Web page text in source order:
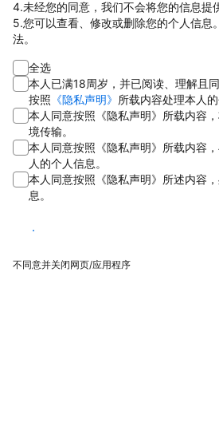
4.未经您的同意，我们不会将您的信息提
5.您可以查看、修改或删除您的个人信息
法。
全选
本人已满18周岁，并已阅读、理解且
按照 《隐私声明》 所载内容处理本人的
本人同意按照《隐私声明》所载内容
境传输。
本人同意按照《隐私声明》所载内容
人的个人信息。
本人同意按照《隐私声明》所述内容
息。
同意
不同意并关闭网页/应用程序